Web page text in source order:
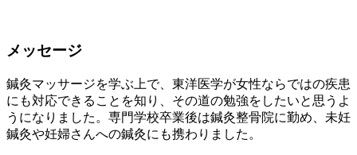
メッセージ
鍼灸マッサージを学ぶ上で、東洋医学が女性ならではの疾患
にも対応できることを知り、その道の勉強をしたいと思うよ
うになりました。専門学校卒業後は鍼灸整骨院に勤め、未妊
鍼灸や妊婦さんへの鍼灸にも携わりました。